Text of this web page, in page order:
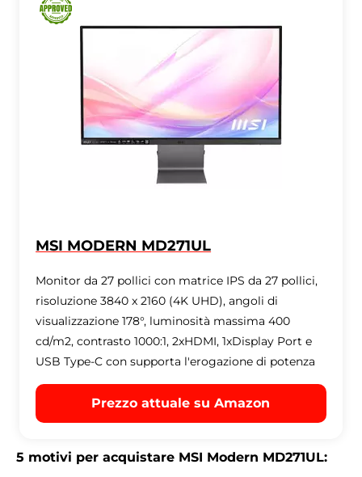
MSI MODERN MD271UL
Monitor da 27 pollici con matrice IPS da 27 pollici,
risoluzione 3840 x 2160 (4K UHD), angoli di
visualizzazione 178°, luminosità massima 400
cd/m2, contrasto 1000:1, 2xHDMI, 1xDisplay Port e
USB Type-C con supporta l'erogazione di potenza
Prezzo attuale su Amazon
5 motivi per acquistare MSI Modern MD271UL: